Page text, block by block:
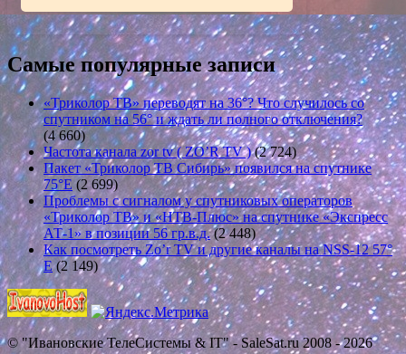
Самые популярные записи
«Триколор ТВ» переводят на 36°? Что случилось со
спутником на 56° и ждать ли полного отключения?
(4 660)
Частота канала zor tv ( ZO’R TV ) (2 724)
Пакет «Триколор ТВ Сибирь» появился на спутнике
75°E (2 699)
Проблемы с сигналом у спутниковых операторов
«Триколор ТВ» и «НТВ-Плюс» на спутнике «Экспресс
АТ-1» в позиции 56 гр.в.д. (2 448)
Как посмотреть Zo’r TV и другие каналы на NSS-12 57°
E (2 149)
© "Ивановские ТелеСистемы & IT" - SaleSat.ru 2008 - 2026